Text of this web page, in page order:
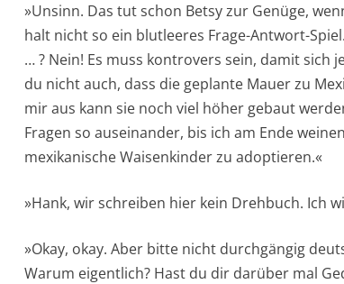
»Unsinn. Das tut schon Betsy zur Genüge,
halt nicht so ein blutleeres Frage-Antwort-
… ? Nein! Es muss kontrovers sein, damit sich
du nicht auch, dass die geplante Mauer zu
mir aus kann sie noch viel höher gebaut
Fragen so auseinander, bis ich am Ende
mexikanische Waisenkinder zu adoptieren.«
»Hank, wir schreiben hier kein Drehbuch. Ich
»Okay, okay. Aber bitte nicht durchgängig
Warum eigentlich? Hast du dir darüber mal